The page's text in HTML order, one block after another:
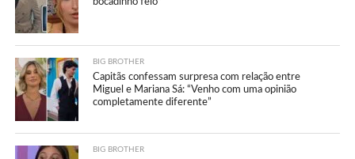
bocadinho feio”
BIG BROTHER
Capitãs confessam surpresa com relação entre
Miguel e Mariana Sá: “Venho com uma opinião
completamente diferente”
BIG BROTHER